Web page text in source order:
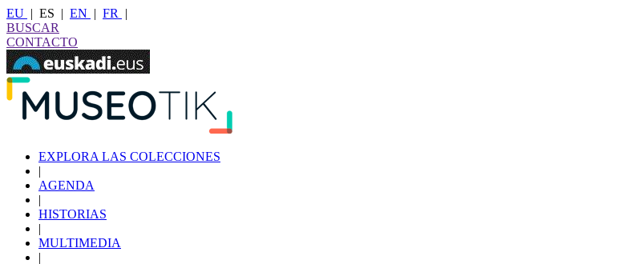
EU | ES | EN | FR
|
BUSCAR
CONTACTO
EXPLORA LAS COLECCIONES
|
AGENDA
|
HISTORIAS
|
MULTIMEDIA
|